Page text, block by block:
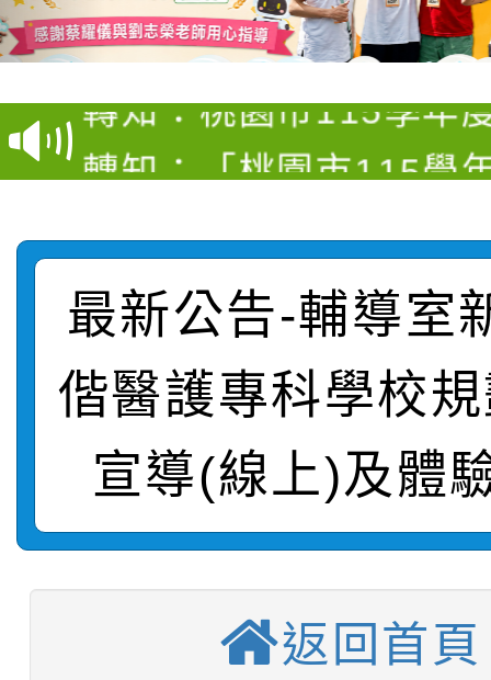
學年度第1學期第9次代
結果(第4招)
【甄選結果(第12招)】
學年度第1學期第7次代
結果(第12招)
轉知：桃園市115學年
賽及師生本土語及新住
轉知：「桃園市115學
動辦法」
轉知臺中市政府政風處
城市手牽手，綠能透明
畫影片一案
轉知：「115學年度全
劇比賽實施要點」及修
表
轉知：桃園市115年度
敬師藝文競賽』實施計
【甄選結果(第11招)】
學年度第1學期第7次代
結果(第11招)
學年度第1學期第9次代
結果(第3招)
【甄選結果(第4招)】
學年度第1學期第9次
【甄選結果(第12招)】
最新公告-輔導室
偕醫護專科學校
宣導(線上)及體
返回首頁